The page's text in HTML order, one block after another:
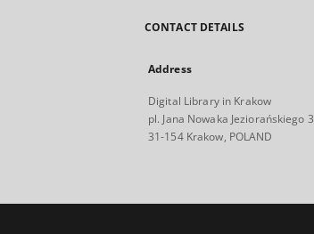
CONTACT DETAILS
Address
Digital Library in Krakow
pl. Jana Nowaka Jeziorańskiego 3
31-154 Krakow, POLAND